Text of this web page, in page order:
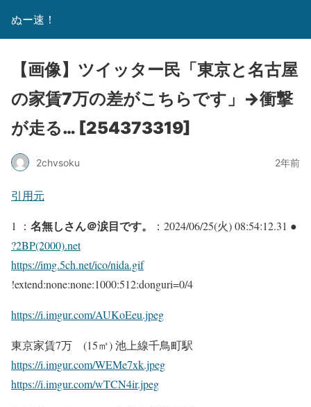
ぬー速！
【画像】ツイッター民「東京と名古屋
の家賃7万の差がこちらです」→衝撃
が走る… [254373319]
2chvsoku 2年前
引用元
1 ： 名無しさん＠涙目です。
：2024/06/25(火) 08:54:12.31 ●
?2BP(2000).net
https://img.5ch.net/ico/nida.gif
!extend:none:none:1000:512:donguri=0/4
https://i.imgur.com/AUKoEeu.jpeg
東京家賃7万 (15㎡) 池上線千鳥町駅
https://i.imgur.com/WEMe7xk.jpeg
https://i.imgur.com/wTCN4ir.jpeg